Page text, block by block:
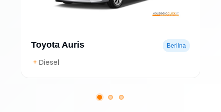
Toyota Auris Berlina
Diesel